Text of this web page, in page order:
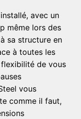
avec un
même lors des
sa structure en
à toutes les
de vous
vous
comme il faut,